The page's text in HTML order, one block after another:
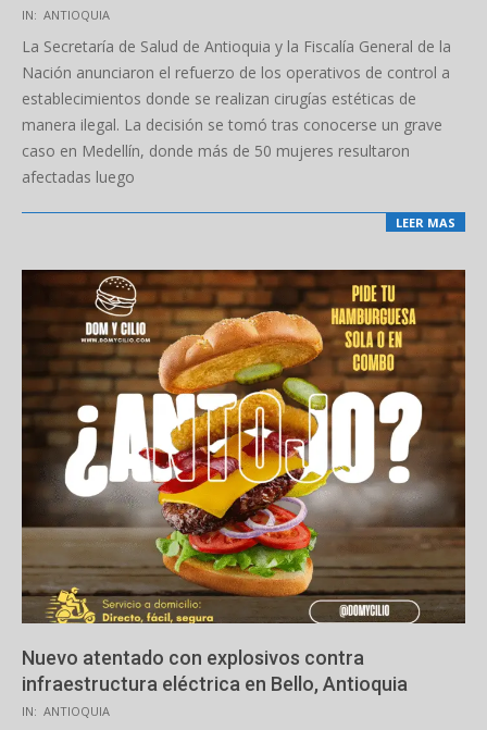
2025-
11-
04
IN: ANTIOQUIA
La Secretaría de Salud de Antioquia y la Fiscalía General de la
Nación anunciaron el refuerzo de los operativos de control a
establecimientos donde se realizan cirugías estéticas de
manera ilegal. La decisión se tomó tras conocerse un grave
caso en Medellín, donde más de 50 mujeres resultaron
afectadas luego
LEER MAS
Nuevo atentado con explosivos contra
infraestructura eléctrica en Bello, Antioquia
2025-
IN: ANTIOQUIA